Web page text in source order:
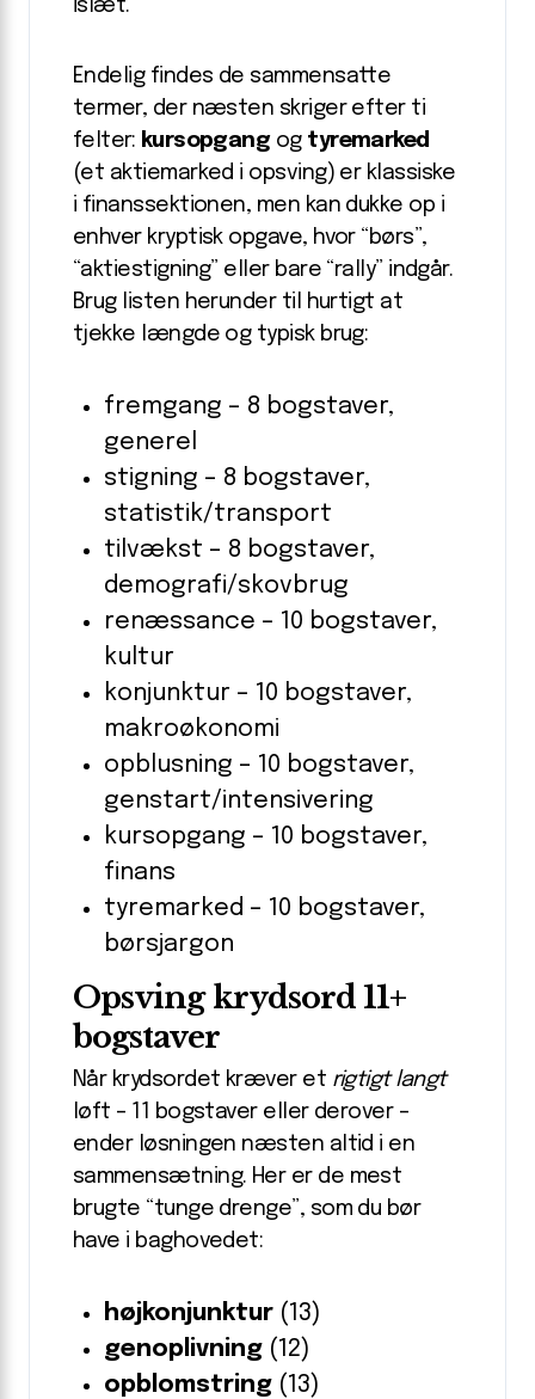
islæt.
Endelig findes de sammensatte
termer, der næsten skriger efter ti
felter: kursopgangog tyremarked
(et aktiemarked i opsving) er klassiske
i finanssektionen, men kan dukke op i
enhver kryptisk opgave, hvor “børs”,
“aktiestigning” eller bare “rally” indgår.
Brug listen herunder til hurtigt at
tjekke længde og typisk brug:
fremgang – 8 bogstaver,
generel
stigning – 8 bogstaver,
statistik/transport
tilvækst – 8 bogstaver,
demografi/skovbrug
renæssance – 10 bogstaver,
kultur
konjunktur – 10 bogstaver,
makroøkonomi
opblusning – 10 bogstaver,
genstart/intensivering
kursopgang – 10 bogstaver,
finans
tyremarked – 10 bogstaver,
børsjargon
Opsving krydsord 11+
bogstaver
Når krydsordet kræver et rigtigt langt
løft – 11 bogstaver eller derover –
ender løsningen næsten altid i en
sammensætning. Her er de mest
brugte “tunge drenge”, som du bør
have i baghovedet:
højkonjunktur(13)
genoplivning(12)
opblomstring(13)